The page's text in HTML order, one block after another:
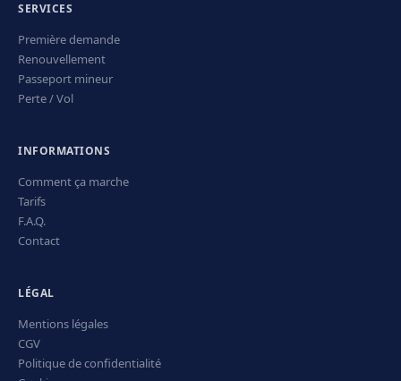
SERVICES
Première demande
Renouvellement
Passeport mineur
Perte / Vol
INFORMATIONS
Comment ça marche
Tarifs
F.A.Q.
Contact
LÉGAL
Mentions légales
CGV
Politique de confidentialité